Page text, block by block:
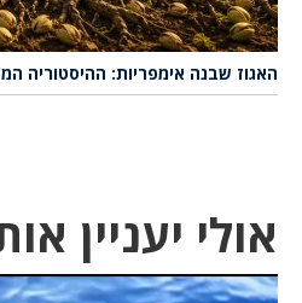
האגוז שבנה אימפריות: ההיסטוריה
אולי יעניין